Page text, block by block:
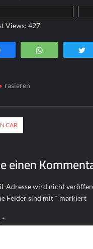
Views: 427
WhatsApp
rasieren
CAR
einen
Adresse wird nicht
Felder sind mit * markiert
*